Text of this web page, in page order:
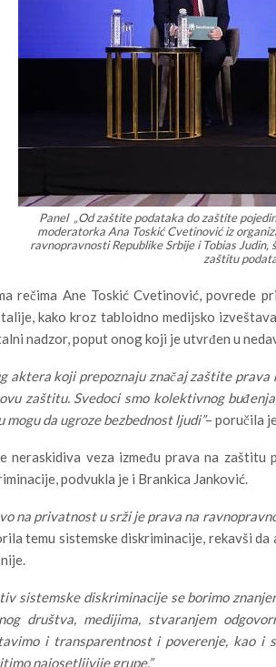
Panel „Od zaštite podataka do zaštite
moderatorka Ana Toskić Cvetinović iz
ravnopravnosti Republike Srbije i Tobias
zaštitu
rečima Ane Toskić Cvetinović, povrede
kako kroz tabloidno medijsko
nadzor, poput onog koji je utvrđen u
aktera koji prepoznaju značaj zaštite
zaštitu. Svedoci smo kolektivnog
mogu da ugroze bezbednost ljudi”– poručila
neraskidiva veza između prava na
podvukla je i Brankica Janković.
na privatnost u srži je prava na
temu sistemske diskriminacije, rekavši
sistemske diskriminacije se borimo
društva, medijima, stvaranjem
i transparentnost i poverenje, kao i
najosetljivije grupe.”